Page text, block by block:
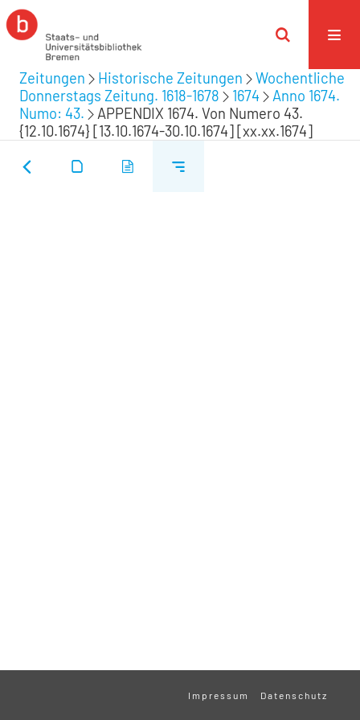
Zeitungen Historische Zeitungen
Wochentliche
Donnerstags Zeitung. 1618-1678
1674
Anno 1674.
Numo: 43.
APPENDIX 1674. Von Numero 43.
{12.10.1674} [13.10.1674-30.10.1674] [xx.xx.1674]
Impressum Datenschutz